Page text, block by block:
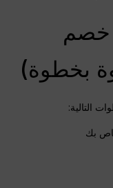
خصم
بخطوة)
التالية: